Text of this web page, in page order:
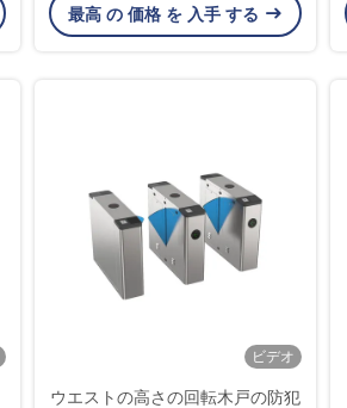
最高 の 価格 を 入手 する
ビデオ
ウエストの高さの回転木戸の防犯